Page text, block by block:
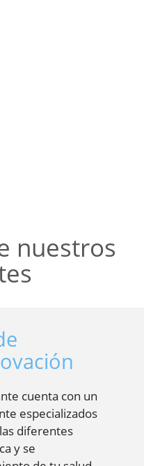
nuestros
cuenta con un
especializados
diferentes
y se